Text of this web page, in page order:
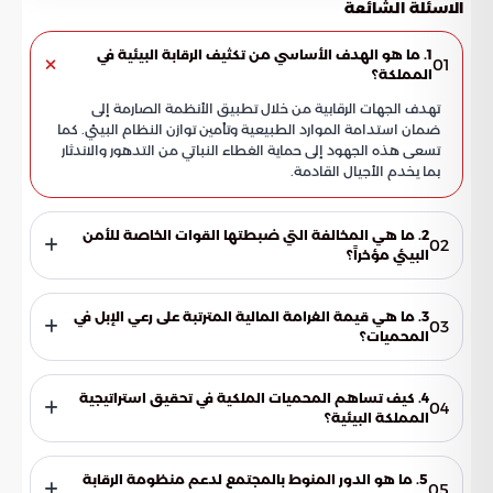
الاسئلة الشائعة
01 1. ما هو الهدف الأساسي من تكثيف الرقابة البيئية في
المملكة؟
تهدف الجهات الرقابية من خلال تطبيق الأنظمة الصارمة إلى
ضمان استدامة الموارد الطبيعية وتأمين توازن النظام البيئي. كما
تسعى هذه الجهود إلى حماية الغطاء النباتي من التدهور والاندثار
بما يخدم الأجيال القادمة.
02 2. ما هي المخالفة التي ضبطتها القوات الخاصة للأمن
البيئي مؤخراً؟
أعلنت القوات الخاصة للأمن البيئي عن ضبط مواطن خالف
الأنظمة برعي 18 متناً من الإبل داخل نطاق محمية الإمام تركي بن
عبدالله الملكية. وتعتبر هذه المنطقة من المواقع المحظور فيها03 3. ما هي قيمة الغرامة المالية المترتبة على رعي الإبل في
المحميات؟
وفقاً للائحة العقوبات في نظام البيئة الجديد، تبلغ غرامة رعي الإبل
في المحميات والمواقع المحظورة 500 ريال سعودي عن كل رأس
واحد. وتتحدد هذه الغرامات بناءً على نوع الماشية وحساسية04 4. كيف تساهم المحميات الملكية في تحقيق استراتيجية
المملكة البيئية؟
تعتبر المحميات الملكية جزءاً من استراتيجية شاملة تتبناها المملكة
للحد من استنزاف المساحات الخضراء. كما تعمل هذه المحميات
5. ما هو الدور المنوط بالمجتمع لدعم منظومة الرقابة